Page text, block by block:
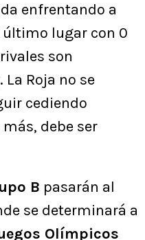
enfrentando a
último lugar con 0
son
. La Roja no se
cediendo
debe ser
B pasarán al
se determinará a
Olímpicos